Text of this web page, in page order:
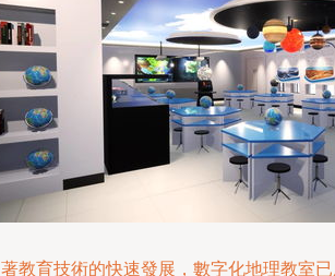
教育技術的快速發展，數字化地理教室